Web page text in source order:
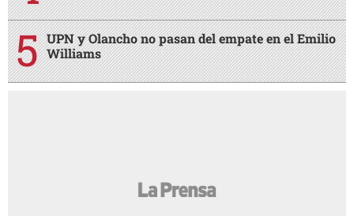
UPN y Olancho no pasan del empate en el Emilio
Williams